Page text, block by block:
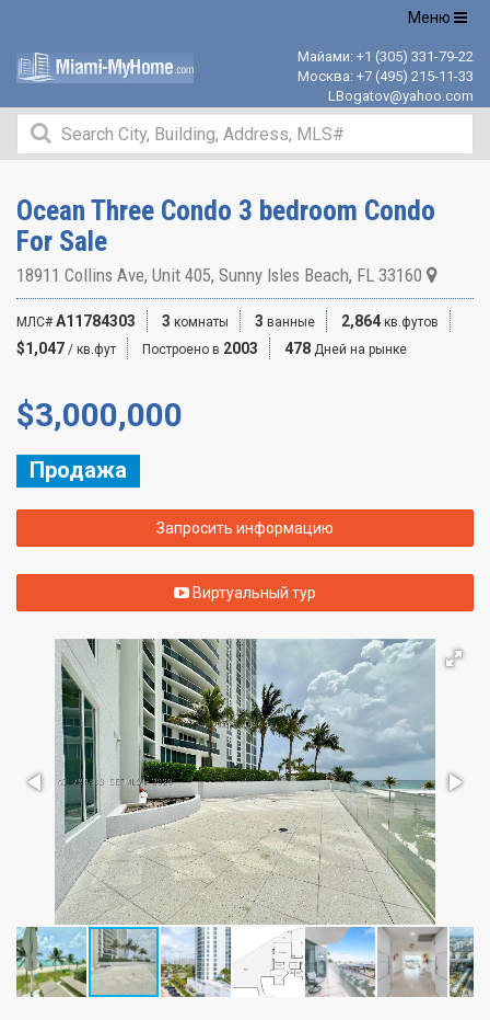
Открыть
Меню
Майами: +1 (305) 331-79-22
Москва: +7 (495) 215-11-33
LBogatov@yahoo.com
Ocean Three Condo 3 bedroom Condo
For Sale
18911 Collins Ave, Unit 405, Sunny Isles Beach, FL 33160
МЛС# A11784303 3 комнаты 3 ванные 2,864 кв.футов
$1,047 / кв.фут Построено в 2003 478 Дней на рынке
$3,000,000
Продажа
Запросить информацию
Виртуальный тур